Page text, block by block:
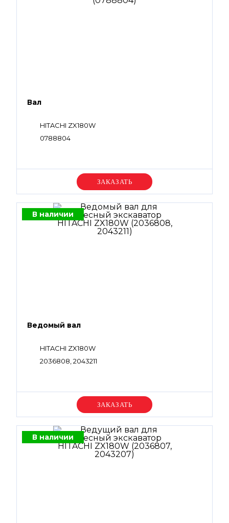
Вал
HITACHI ZX180W
0788804
Уточняйте цену
В наличии
Ведомый вал
HITACHI ZX180W
2036808, 2043211
Уточняйте цену
В наличии